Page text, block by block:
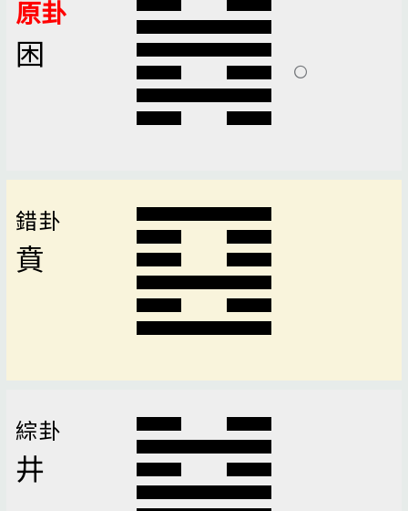
原卦
困
錯卦
賁
綜卦
井